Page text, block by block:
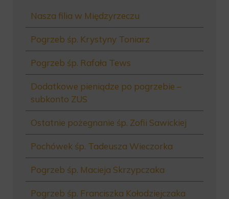
Nasza filia w Międzyrzeczu
Pogrzeb śp. Krystyny Toniarz
Pogrzeb śp. Rafała Tews
Dodatkowe pieniądze po pogrzebie –
subkonto ZUS
Ostatnie pożegnanie śp. Zofii Sawickiej
Pochówek śp. Tadeusza Wieczorka
Pogrzeb śp. Macieja Skrzypczaka
Pogrzeb śp. Franciszka Kołodziejczaka